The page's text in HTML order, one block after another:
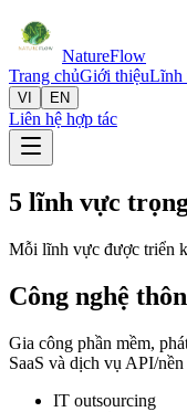
NatureFlow
Trang chủGiới thiệuLĩnh
VI EN
Liên hệ hợp tác
5 lĩnh vực
Mỗi lĩnh vực được triển
Công nghệ
Gia công phần mềm,
SaaS và dịch vụ API/nền
IT outsourcing